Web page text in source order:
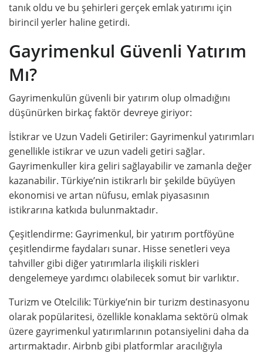
tanık oldu ve bu şehirleri gerçek emlak yatırımı için
birincil yerler haline getirdi.
Gayrimenkul Güvenli Yatırım
Mı?
Gayrimenkulün güvenli bir yatırım olup olmadığını
düşünürken birkaç faktör devreye giriyor:
İstikrar ve Uzun Vadeli Getiriler: Gayrimenkul yatırımları
genellikle istikrar ve uzun vadeli getiri sağlar.
Gayrimenkuller kira geliri sağlayabilir ve zamanla değer
kazanabilir. Türkiye’nin istikrarlı bir şekilde büyüyen
ekonomisi ve artan nüfusu, emlak piyasasının
istikrarına katkıda bulunmaktadır.
Çeşitlendirme: Gayrimenkul, bir yatırım portföyüne
çeşitlendirme faydaları sunar. Hisse senetleri veya
tahviller gibi diğer yatırımlarla ilişkili riskleri
dengelemeye yardımcı olabilecek somut bir varlıktır.
Turizm ve Otelcilik: Türkiye’nin bir turizm destinasyonu
olarak popülaritesi, özellikle konaklama sektörü olmak
üzere gayrimenkul yatırımlarının potansiyelini daha da
artırmaktadır. Airbnb gibi platformlar aracılığıyla